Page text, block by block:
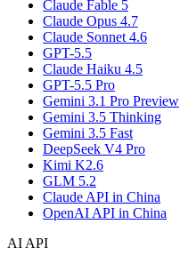
Claude Fable 5
Claude Opus 4.7
Claude Sonnet 4.6
GPT-5.5
Claude Haiku 4.5
GPT-5.5 Pro
Gemini 3.1 Pro Preview
Gemini 3.5 Thinking
Gemini 3.5 Fast
DeepSeek V4 Pro
Kimi K2.6
GLM 5.2
Claude API in China
OpenAI API in China
AI API